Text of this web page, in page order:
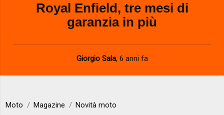
Royal Enfield, tre mesi di
garanzia in più
Giorgio Sala, 6 anni fa
Moto Magazine Novità moto